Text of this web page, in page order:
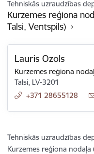
Tehniskās uzraudzības
Kurzemes reģiona
Talsi, Ventspils)
Lauris Ozols
Kurzemes reģiona
Talsi, LV-3201
+371 28655128
Tehniskās uzraudzības
Kurzemes reģiona nodaļa